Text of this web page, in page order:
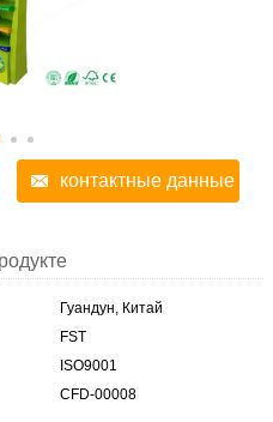
контактные данные
Гуандун, Китай
FST
ISO9001
CFD-00008